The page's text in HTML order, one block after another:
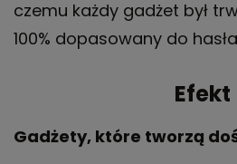
czemu każdy gadżet był
100% dopasowany do
Efekt
Gadżety, które tworzą